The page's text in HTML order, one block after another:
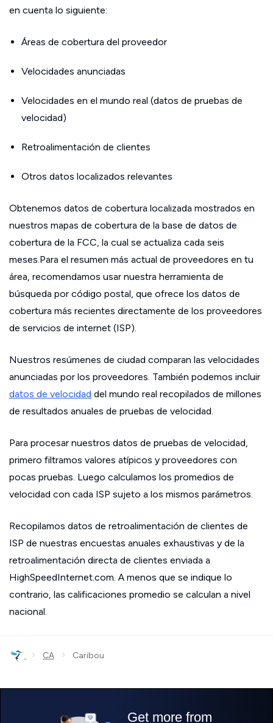
en cuenta lo siguiente:
Áreas de cobertura del proveedor
Velocidades anunciadas
Velocidades en el mundo real (datos de pruebas de
velocidad)
Retroalimentación de clientes
Otros datos localizados relevantes
Obtenemos datos de cobertura localizada mostrados en
nuestros mapas de cobertura de la base de datos de
cobertura de la FCC, la cual se actualiza cada seis
meses.Para el resumen más actual de proveedores en tu
área, recomendamos usar nuestra herramienta de
búsqueda por código postal, que ofrece los datos de
cobertura más recientes directamente de los proveedores
de servicios de internet (ISP).
Nuestros resúmenes de ciudad comparan las velocidades
anunciadas por los proveedores. También podemos incluir
datos de velocidad del mundo real recopilados de millones
de resultados anuales de pruebas de velocidad.
Para procesar nuestros datos de pruebas de velocidad,
primero filtramos valores atípicos y proveedores con
pocas pruebas. Luego calculamos los promedios de
velocidad con cada ISP sujeto a los mismos parámetros.
Recopilamos datos de retroalimentación de clientes de
ISP de nuestras encuestas anuales exhaustivas y de la
retroalimentación directa de clientes enviada a
HighSpeedInternet.com. A menos que se indique lo
contrario, las calificaciones promedio se calculan a nivel
nacional.
› CA › Caribou